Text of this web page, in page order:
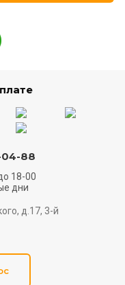
04-88
18-00
дни
д.17, 3-й